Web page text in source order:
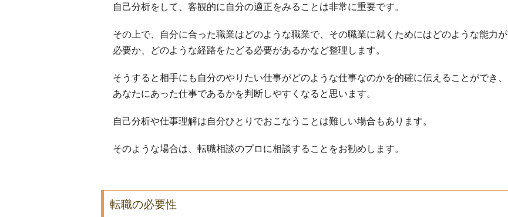
自己分析をして、客観的に自分の適正をみることは非常に重要です。
その上で、自分に合った職業はどのような職業で、その職業に就くためにはどのような能力が
必要か、どのような経路をたどる必要があるかなど整理します。
そうすると相手にも自分のやりたい仕事がどのような仕事なのかを的確に伝えることができ、
あなたにあった仕事であるかを判断しやすくなると思います。
自己分析や仕事理解は自分ひとりでおこなうことは難しい場合もあります。
そのような場合は、転職相談のプロに相談することをお勧めします。
転職の必要性